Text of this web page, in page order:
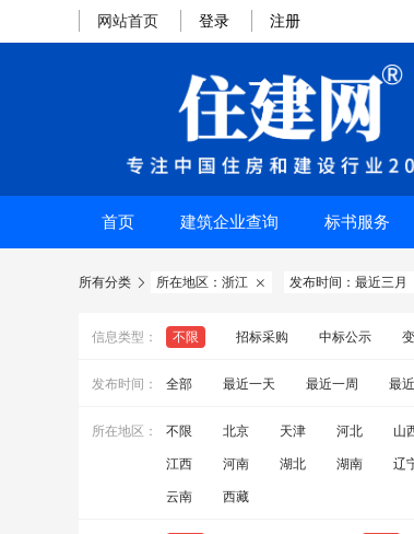
网站首页 登录 注册
首页 建筑企业查询 标书服务
所有分类  所在地区：浙江  发布时间：最近三月
信息类型： 不限 招标采购 中标公示
发布时间： 全部 最近一天 最近一周 最
所在地区： 不限 北京 天津 河北 山
江西 河南 湖北 湖南 辽
云南 西藏